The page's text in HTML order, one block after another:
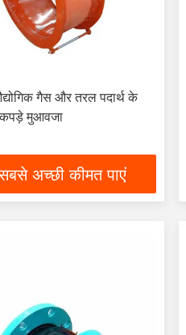
गैस और तरल पदार्थ के
कपड़े मुआवजा
अच्छी कीमत पाएं